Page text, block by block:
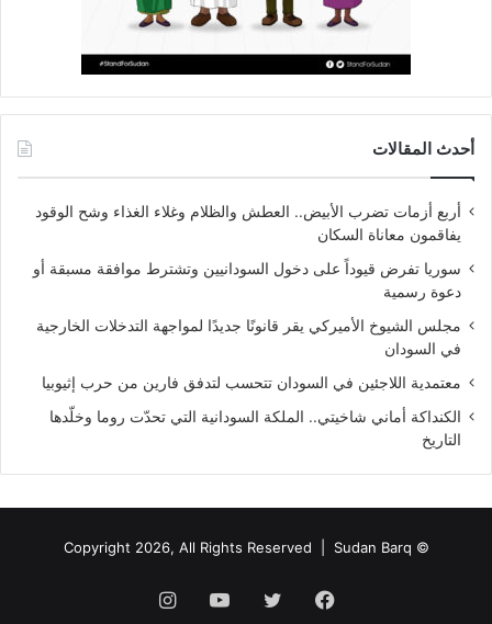
أحدث المقالات
أربع أزمات تضرب الأبيض.. العطش والظلام وغلاء الغذاء وشح الوقود
يفاقمون معاناة السكان
سوريا تفرض قيوداً على دخول السودانيين وتشترط موافقة مسبقة أو
دعوة رسمية
مجلس الشيوخ الأميركي يقر قانونًا جديدًا لمواجهة التدخلات الخارجية
في السودان
معتمدية اللاجئين في السودان تتحسب لتدفق فارين من حرب إثيوبيا
الكنداكة أماني شاخيتي.. الملكة السودانية التي تحدّت روما وخلّدها
التاريخ
© Copyright 2026, All Rights Reserved |
Sudan Barq
فيسبوك تويتر يوتيوبانستقرام